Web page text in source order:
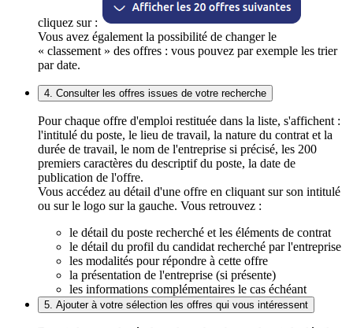
cliquez sur :
Vous avez également la possibilité de changer le
« classement » des offres : vous pouvez par exemple les trier
par date.
4. Consulter les offres issues de votre recherche
Pour chaque offre d'emploi restituée dans la liste, s'affichent :
l'intitulé du poste, le lieu de travail, la nature du contrat et la
durée de travail, le nom de l'entreprise si précisé, les 200
premiers caractères du descriptif du poste, la date de
publication de l'offre.
Vous accédez au détail d'une offre en cliquant sur son intitulé
ou sur le logo sur la gauche. Vous retrouvez :
le détail du poste recherché et les éléments de contrat
le détail du profil du candidat recherché par l'entreprise
les modalités pour répondre à cette offre
la présentation de l'entreprise (si présente)
les informations complémentaires le cas échéant
5. Ajouter à votre sélection les offres qui vous intéressent